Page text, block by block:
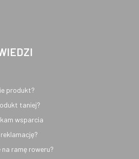
produkt?
taniej?
wsparcia
ramę roweru?